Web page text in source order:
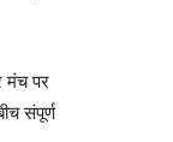
मंच पर
संपूर्ण